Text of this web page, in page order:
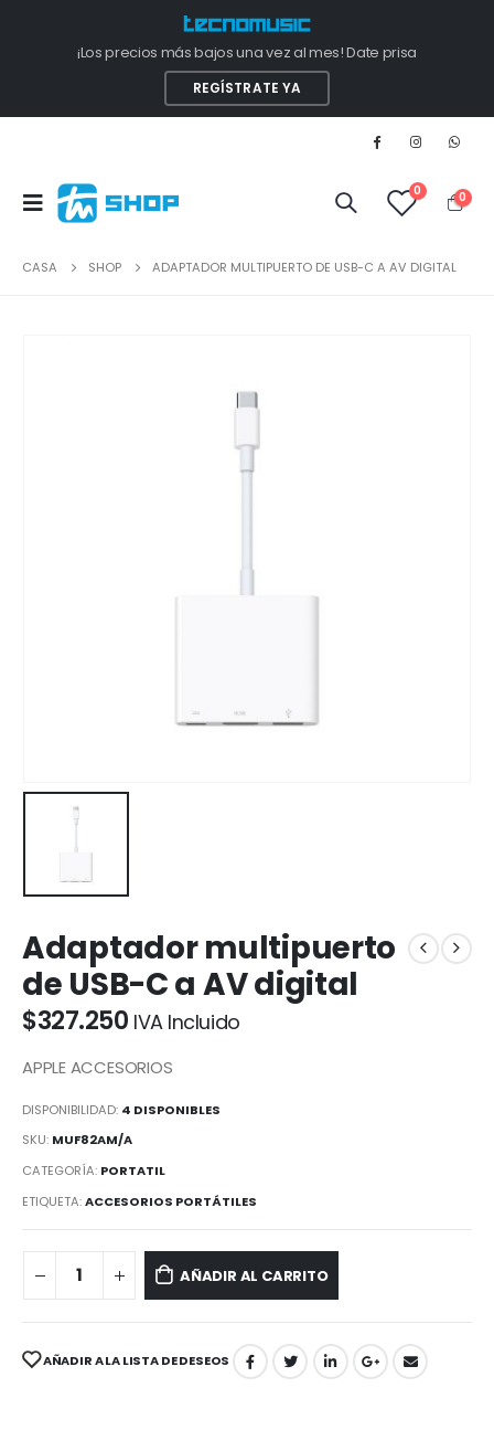
¡Los precios más bajos una vez al mes! Date prisa
REGÍSTRATE YA
0 0
CASA SHOP ADAPTADOR MULTIPUERTO DE USB-C A AV DIGITAL
Adaptador multipuerto
de USB-C a AV digital
$327.250 IVA Incluido
APPLE ACCESORIOS
DISPONIBILIDAD: 4 DISPONIBLES
SKU: MUF82AM/A
CATEGORÍA: PORTATIL
ETIQUETA:ACCESORIOS PORTÁTILES
AÑADIR AL CARRITO
AÑADIR A LA LISTA DE DESEOS